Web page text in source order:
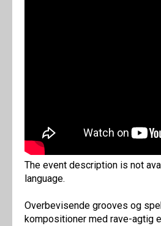
The event description is not
language.
Overbevisende grooves og
kompositioner med rave-agtig